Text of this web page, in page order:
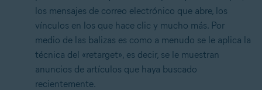
los mensajes de correo electrónico que abre, los
vínculos en los que hace clic y mucho más. Por
medio de las balizas es como a menudo se le aplica la
técnica del «retarget», es decir, se le muestran
anuncios de artículos que haya buscado
recientemente.